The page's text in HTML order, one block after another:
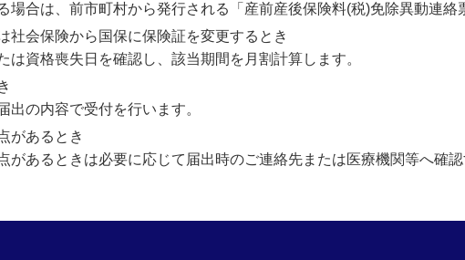
合は、前市町村から発行される「産前産後保険料(税)免除異動連絡
社会保険から国保に保険証を変更するとき
は資格喪失日を確認し、該当期間を月割計算します。
出の内容で受付を行います。
があるとき
があるときは必要に応じて届出時のご連絡先または医療機関等へ確